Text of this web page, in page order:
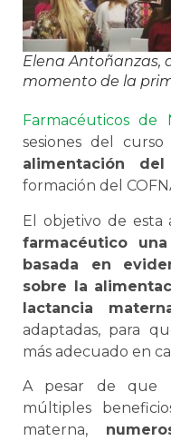
Elena Antoñanzas,
momento de la
Farmacéuticos de
sesiones del curso
alimentación
formación del
El objetivo de esta
farmacéutico
basada en
sobre la
lactancia
adaptadas, para
más adecuado en
A pesar de que
múltiples
materna,